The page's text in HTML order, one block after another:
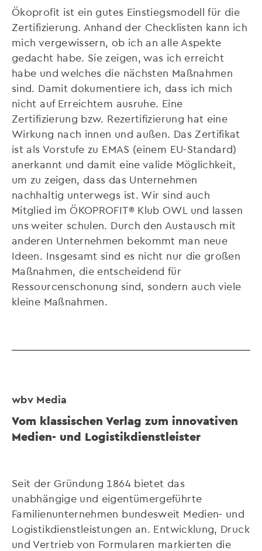
Ökoprofit ist ein gutes Einstiegsmodell für die
Zertifizierung. Anhand der Checklisten kann ich
mich vergewissern, ob ich an alle Aspekte
gedacht habe. Sie zeigen, was ich erreicht
habe und welches die nächsten Maßnahmen
sind. Damit dokumentiere ich, dass ich mich
nicht auf Erreichtem ausruhe. Eine
Zertifizierung bzw. Rezertifizierung hat eine
Wirkung nach innen und außen. Das Zertifikat
ist als Vorstufe zu EMAS (einem EU-Standard)
anerkannt und damit eine valide Möglichkeit,
um zu zeigen, dass das Unternehmen
nachhaltig unterwegs ist. Wir sind auch
Mitglied im ÖKOPROFIT® Klub OWL und lassen
uns weiter schulen. Durch den Austausch mit
anderen Unternehmen bekommt man neue
Ideen. Insgesamt sind es nicht nur die großen
Maßnahmen, die entscheidend für
Ressourcenschonung sind, sondern auch viele
kleine Maßnahmen.
wbv Media
Vom klassischen Verlag zum innovativen
Medien- und Logistikdienstleister
Seit der Gründung 1864 bietet das
unabhängige und eigentümergeführte
Familienunternehmen bundesweit Medien- und
Logistikdienstleistungen an. Entwicklung, Druck
und Vertrieb von Formularen markierten die